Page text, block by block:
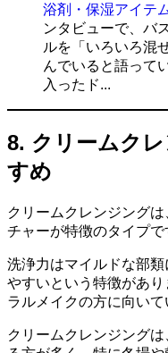
浴剤・保湿アイテ
ンタビューで、バ
ルを「いろいろ混
んでいると語って
入ったド...
8. クリームク
すめ
クリームクレンジング
チャーが特徴のタイプで
洗浄力はマイルドな部
やすいという特徴があ
ラルメイクの方に向いて
クリームクレンジング